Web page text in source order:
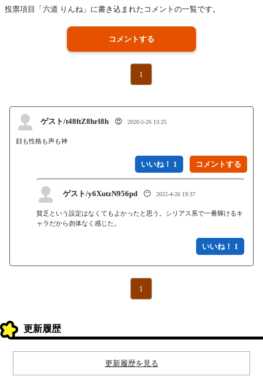
投票項目「六道 りんね」に書き込まれたコメントの一覧です。
コメントする
1
ゲスト/t48ftZ8hrl8h 😍 2020-5-26 13:25
顔も性格も声も神
いいね！ 1
ゲスト/y6XutzN956pd 😶 2022-4-26 19:37
貧乏という設定はなくてもよかったと思う。シリアス系で一番輝けるキ
ャラだから勿体なく感じた。
いいね！ 1
1
更新履歴
更新履歴を見る